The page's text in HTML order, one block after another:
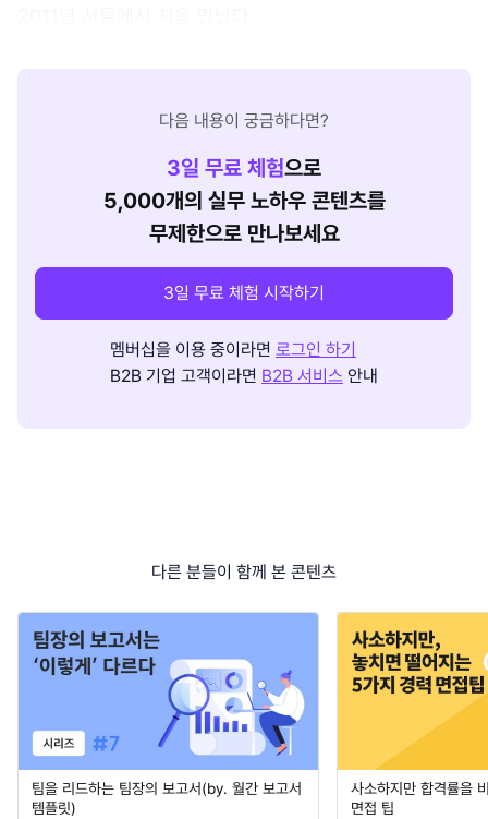
다음 내용이 궁금하다면?
3일 무료 체험으로
5,000개의 실무 노하우 콘텐츠를
무제한으로 만나보세요
3일 무료 체험 시작하기
멤버십을 이용 중이라면 로그인 하기
B2B 기업 고객이라면 B2B 서비스 안내
다른 분들이 함께 본 콘텐츠
팀을 리드하는 팀장의 보고서(by. 월간 보고서
템플릿)
사소하지만 합격률을
면접 팁